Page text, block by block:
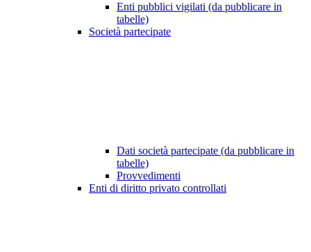
Enti pubblici vigilati (da pubblicare in
tabelle)
Società partecipate
Dati società partecipate (da pubblicare in
tabelle)
Provvedimenti
Enti di diritto privato controllati